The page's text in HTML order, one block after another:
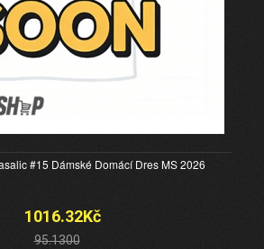
#15 Dámské Domácí Dres MS 2026
1016.32Kč
95.1300